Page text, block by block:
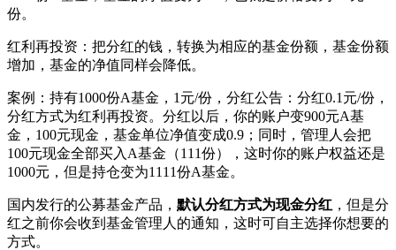
份。
红利再投资：把分红的钱，转换为相应的基金份额，基金份额
增加，基金的净值同样会降低。
案例：持有1000份A基金，1元/份，分红公告：分红0.1元/份，
分红方式为红利再投资。分红以后，你的账户变900元A基
金，100元现金，基金单位净值变成0.9；同时，管理人会把
100元现金全部买入A基金（111份），这时你的账户权益还是
1000元，但是持仓变为1111份A基金。
国内发行的公募基金产品， 默认分红方式为现金分红 ，但是分
红之前你会收到基金管理人的通知，这时可自主选择你想要的
方式。